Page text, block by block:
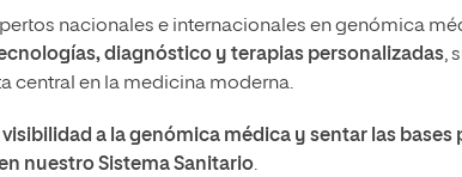
nacionales e internacionales en genómica
diagnóstico y terapias personalizadas,
central en la medicina moderna.
visibilidad a la genómica médica y sentar las
nuestro Sistema Sanitario.